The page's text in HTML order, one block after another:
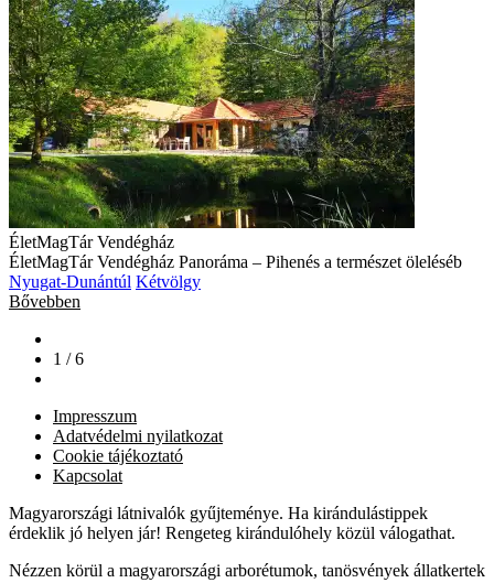
ÉletMagTár Vendégház
ÉletMagTár Vendégház Panoráma – Pihenés a természet öleléséb
Nyugat-Dunántúl Kétvölgy
Bővebben
1 / 6
Impresszum
Adatvédelmi nyilatkozat
Cookie tájékoztató
Kapcsolat
Magyarországi látnivalók gyűjteménye. Ha kirándulástippek
érdeklik jó helyen jár! Rengeteg kirándulóhely közül válogathat.
Nézzen körül a magyarországi arborétumok, tanösvények állatkertek